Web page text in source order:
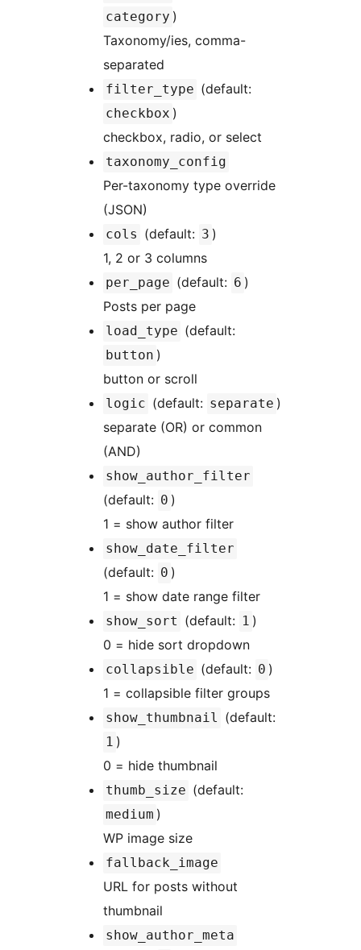
category )
Taxonomy/ies, comma-
separated
filter_type (default:
checkbox )
checkbox, radio, or select
taxonomy_config
Per-taxonomy type override
(JSON)
cols (default: 3 )
1, 2 or 3 columns
per_page (default: 6 )
Posts per page
load_type (default:
button )
button or scroll
logic (default: separate )
separate (OR) or common
(AND)
show_author_filter
(default: 0 )
1 = show author filter
show_date_filter
(default: 0 )
1 = show date range filter
show_sort (default: 1 )
0 = hide sort dropdown
collapsible (default: 0 )
1 = collapsible filter groups
show_thumbnail (default:
1 )
0 = hide thumbnail
thumb_size (default:
medium )
WP image size
fallback_image
URL for posts without
thumbnail
show_author_meta